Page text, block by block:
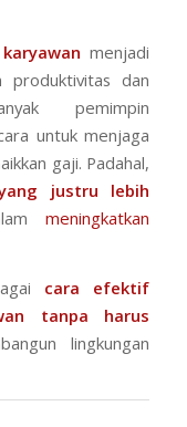
menjadi
produktivitas dan
pemimpin
untuk menjaga
gaji. Padahal,
justru lebih
meningkatkan
cara efektif
tanpa harus
lingkungan